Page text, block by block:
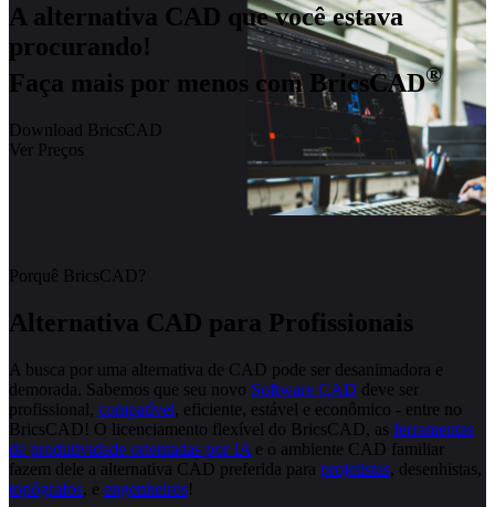
A alternativa CAD que você estava
procurando!
Faça mais por menos com BricsCAD®
Download BricsCAD
Ver Preços
Porquê BricsCAD?
Alternativa CAD para Profissionais
A busca por uma alternativa de CAD pode ser desanimadora e
demorada. Sabemos que seu novo Software CAD deve ser
profissional, compatível, eficiente, estável e econômico - entre no
BricsCAD! O licenciamento flexível do BricsCAD, as ferramentas
de produtividade orientadas por IA e o ambiente CAD familiar
fazem dele a alternativa CAD preferida para projetistas, desenhistas,
topógrafos, e engenheiros!